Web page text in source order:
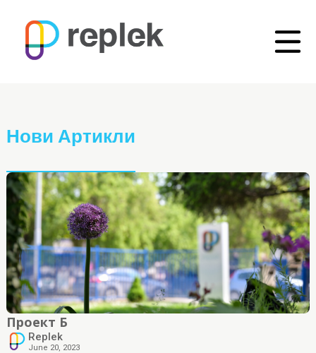
Нови Артикли
Проект Б
Replek
June 20, 2023